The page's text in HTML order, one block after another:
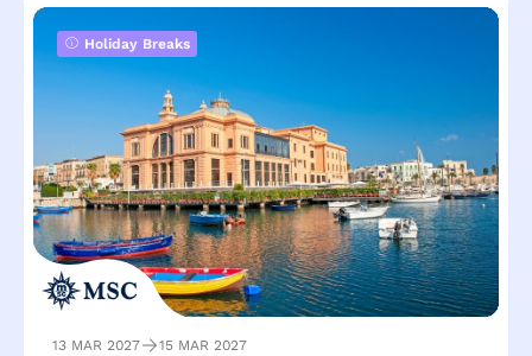
Holiday Breaks
13 MAR 2027 15 MAR 2027